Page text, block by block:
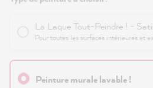
La Laque Tout-Peindre ! -
Pour toutes les surfaces intérieures et
Peinture murale lavable !